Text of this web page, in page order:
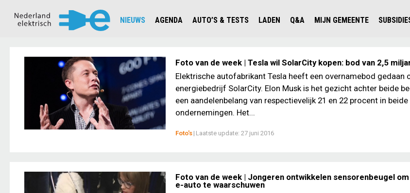
NIEUWS
CIJFERS EN STATISTIEKEN EV'S IN NEDERLAND
AANMELDEN NIEUWSBRIEF
AGENDA
AUTO’S & TESTS
JOUW VOLGENDE AUTO ELEKTRISCH?
LADEN
Q&A
OPLADEN
SLIM LADEN
VEILIGHEID
MIJN GEMEENTE
VVE
Foto van de week | Tesla wil SolarCity kopen: bod van 2,5
Elektrische autofabrikant Tesla heeft een overnamebod gedaan
energiebedrijf SolarCity. Elon Musk is het gezicht achter beide
een aandelenbelang van respectievelijk 21 en 22 procent in beide
ondernemingen. Het...
Foto's | Laatste update: 27 juni 2016
Foto van de week | Jongeren ontwikkelen sensorenbeugel
e-auto te waarschuwen